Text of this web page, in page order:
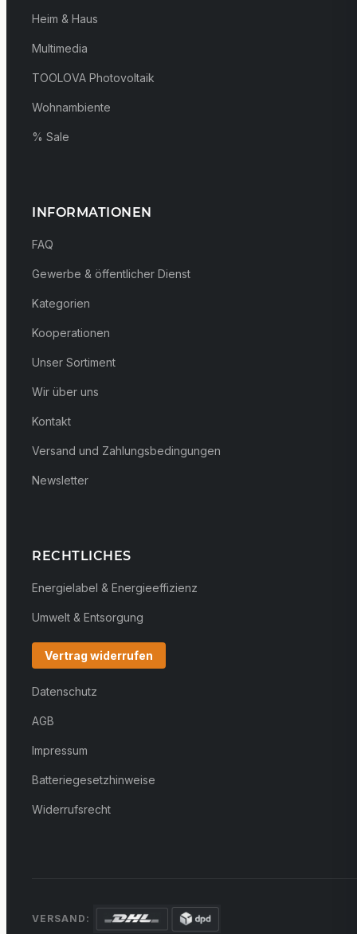
Heim & Haus
Multimedia
TOOLOVA Photovoltaik
Wohnambiente
% Sale
INFORMATIONEN
FAQ
Gewerbe & öffentlicher Dienst
Kategorien
Kooperationen
Unser Sortiment
Wir über uns
Kontakt
Versand und Zahlungsbedingungen
Newsletter
RECHTLICHES
Energielabel & Energieeffizienz
Umwelt & Entsorgung
Vertrag widerrufen
Datenschutz
AGB
Impressum
Batteriegesetzhinweise
Widerrufsrecht
VERSAND: